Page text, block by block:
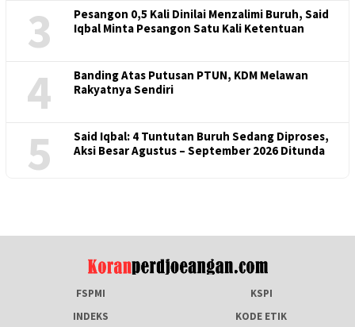
3
Pesangon 0,5 Kali Dinilai Menzalimi Buruh, Said
Iqbal Minta Pesangon Satu Kali Ketentuan
4
Banding Atas Putusan PTUN, KDM Melawan
Rakyatnya Sendiri
5
Said Iqbal: 4 Tuntutan Buruh Sedang Diproses,
Aksi Besar Agustus – September 2026 Ditunda
FSPMI
KSPI
INDEKS
KODE ETIK